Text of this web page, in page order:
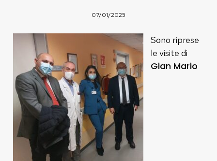
07/01/2025
Sono riprese
le visite di
Gian Mario